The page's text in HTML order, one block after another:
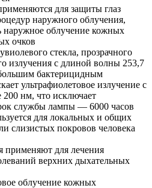
для защиты глаз
наружного облучения,
наружное облучение кожных
очков
стекла, прозрачного
излучения с длиной волны 253,7
бактерицидным
ультрафиолетовое излучение с
нм, что исключает
службы лампы — 6000 часов
для локальных и общих
слизистых покровов человека
применяют для лечения
верхних дыхательных
облучение кожных